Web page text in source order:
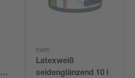
toom
Latexweiß
seidenglänzend 10 l